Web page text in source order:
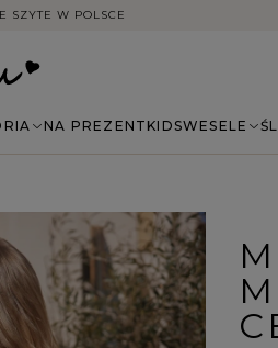
NA TERENIE POLSKI
NA PREZENT KIDSWESELE